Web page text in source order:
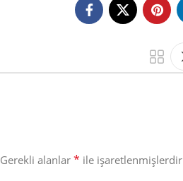
Gerekli alanlar * ile işaretlenmişlerdir